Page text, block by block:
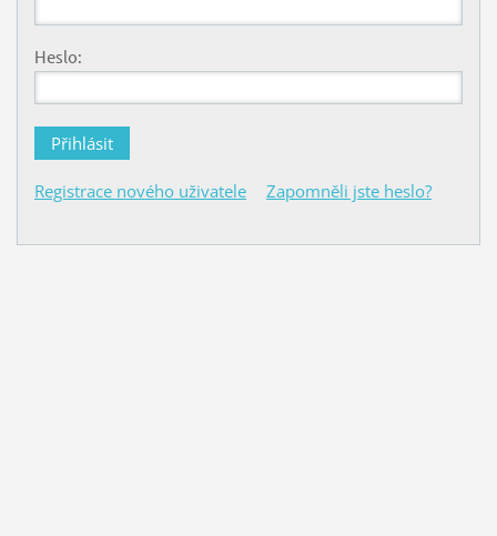
Heslo:
Registrace nového uživatele Zapomněli jste heslo?